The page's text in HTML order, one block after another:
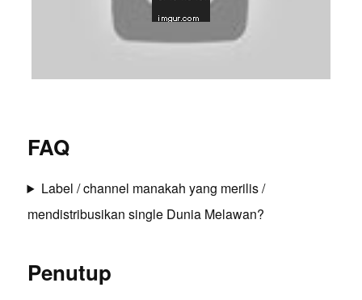
FAQ
Label / channel manakah yang merilis /
mendistribusikan single Dunia Melawan?
Penutup